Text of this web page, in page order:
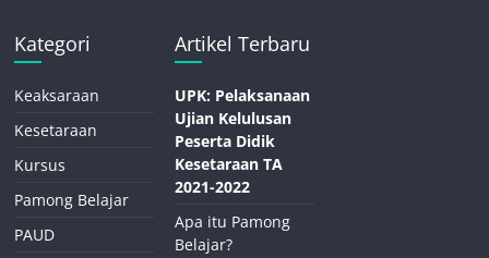
Kategori
Keaksaraan
Kesetaraan
Kursus
Pamong Belajar
PAUD
Artikel Terbaru
UPK: Pelaksanaan
Ujian Kelulusan
Peserta Didik
Kesetaraan TA
2021-2022
Apa itu Pamong
Belajar?